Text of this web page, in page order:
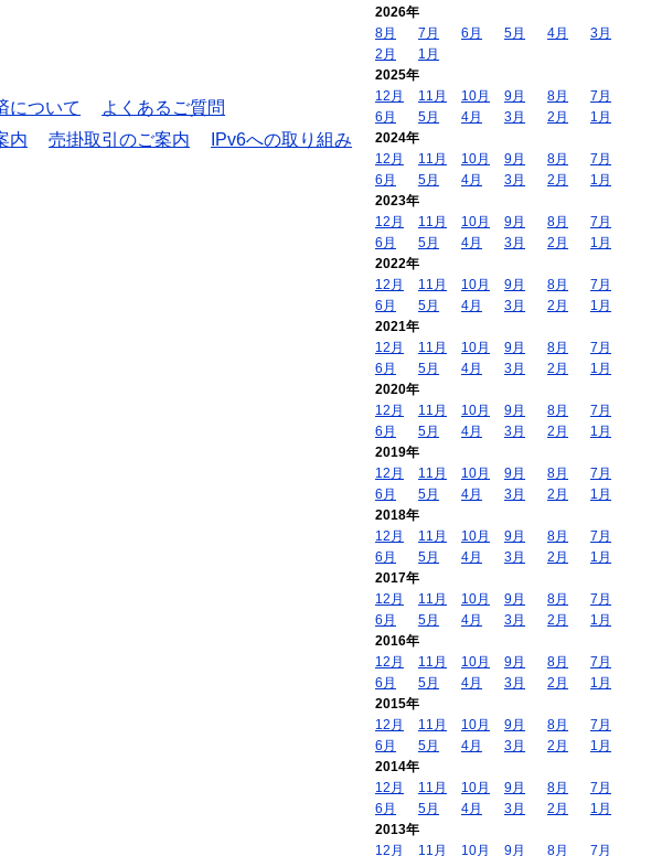
について
よくあるご質問
内 売掛取引のご案内
IPv6への取り組み
2026年
8月
7月 6月 5月 4月
3月
2月
1月
2025年
12月
11月 10月 9月 8月
7月
6月
5月 4月 3月 2月
1月
2024年
12月
11月 10月 9月 8月
7月
6月
5月 4月 3月 2月
1月
2023年
12月
11月 10月 9月 8月
7月
6月
5月 4月 3月 2月
1月
2022年
12月
11月 10月 9月 8月
7月
6月
5月 4月 3月 2月
1月
2021年
12月
11月 10月 9月 8月
7月
6月
5月 4月 3月 2月
1月
2020年
12月
11月 10月 9月 8月
7月
6月
5月 4月 3月 2月
1月
2019年
12月
11月 10月 9月 8月
7月
6月
5月 4月 3月 2月
1月
2018年
12月
11月 10月 9月 8月
7月
6月
5月 4月 3月 2月
1月
2017年
12月
11月 10月 9月 8月
7月
6月
5月 4月 3月 2月
1月
2016年
12月
11月 10月 9月 8月
7月
6月
5月 4月 3月 2月
1月
2015年
12月
11月 10月 9月 8月
7月
6月
5月 4月 3月 2月
1月
2014年
12月
11月 10月 9月 8月
7月
6月
5月 4月 3月 2月
1月
2013年
12月
11月 10月 9月 8月 7月